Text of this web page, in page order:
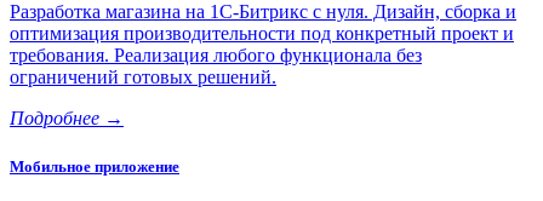
Разработка магазина на 1С-Битрикс с нуля. Дизайн, сборка и
оптимизация производительности под конкретный проект и
требования. Реализация любого функционала без
ограничений готовых решений.
Подробнее →
Мобильное приложение